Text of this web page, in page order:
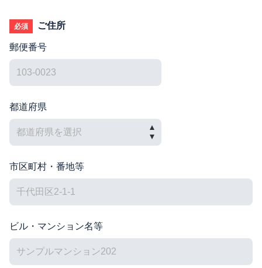
必須 ご住所
郵便番号
都道府県
市区町村・番地等
ビル・マンション名等